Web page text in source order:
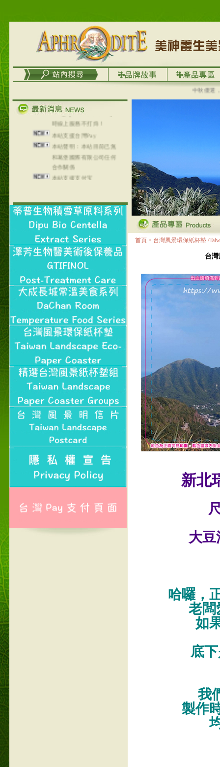
中秋優選，大
在外租屋者、居住處無管
理員、不方便在工作地點
取件者，歡迎多多使用
【郵局i郵箱】的服務喔～
【i郵箱】設立的地點，請
進入內頁連結～
Line@aphrodite2020 24小
時線上服務不打烊！
本站支援台灣Pay
本站聲明：本站目前已無
和葛堡國際有限公司任何
合作關係
本站支援支付宝
2017年1月1日起，中国大
首頁 > 台灣風景環保紙杯墊 /
台灣
新北
大
哈囉，
老闆
如
底
我
製作